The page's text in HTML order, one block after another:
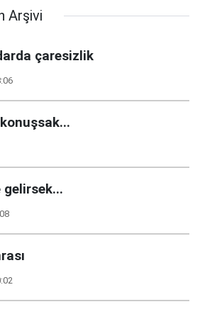
Arşivi
çaresizlik
gelirsek...